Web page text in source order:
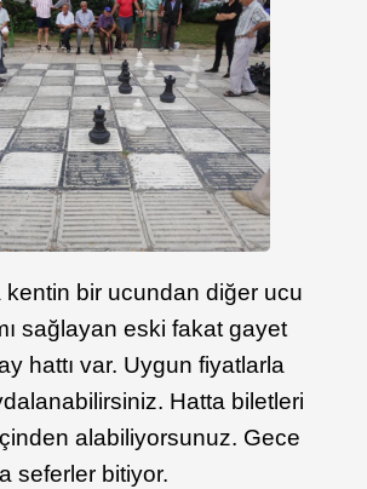
bir ucundan diğer ucu
sağlayan eski fakat gayet
hattı var. Uygun fiyatlarla
Hatta biletleri
alabiliyorsunuz. Gece
seferler bitiyor.